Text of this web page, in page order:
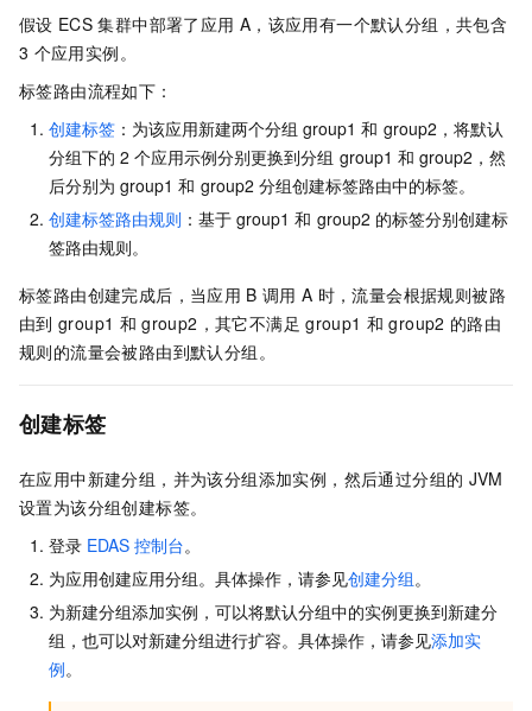
假设 ECS 集群中部署了应用 A，该应用有一个默认分组，共包含
3 个应用实例。
标签路由流程如下：
创建标签 ：为该应用新建两个分组 group1 和 group2，将默认
分组下的 2 个应用示例分别更换到分组 group1 和 group2，然
后分别为 group1 和 group2 分组创建标签路由中的标签。
创建标签路由规则 ：基于 group1 和 group2 的标签分别创建标
签路由规则。
标签路由创建完成后，当应用 B 调用 A 时，流量会根据规则被路
由到 group1 和 group2，其它不满足 group1 和 group2 的路由
规则的流量会被路由到默认分组。
创建标签
在应用中新建分组，并为该分组添加实例，然后通过分组的 JVM
设置为该分组创建标签。
登录 EDAS 控制台。
为应用创建应用分组。具体操作，请参见创建分组 。
为新建分组添加实例，可以将默认分组中的实例更换到新建分
组，也可以对新建分组进行扩容。具体操作，请参见添加实
例。